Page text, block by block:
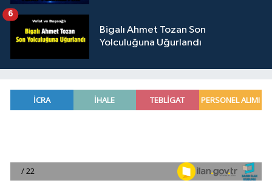
Bigalı Ahmet Tozan Son
Yolculuğuna Uğurlandı
6